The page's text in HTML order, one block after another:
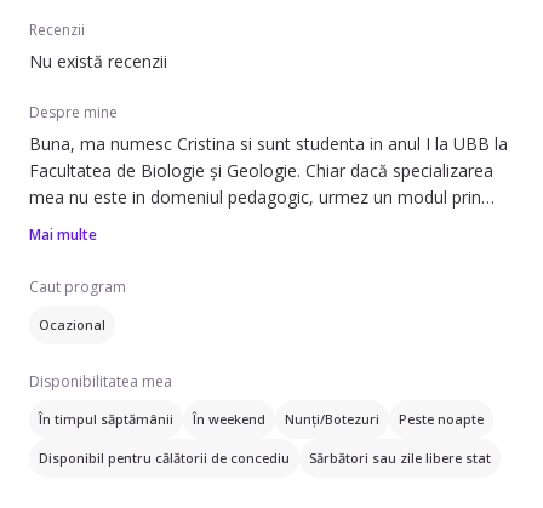
Recenzii
Nu există recenzii
Despre mine
Buna, ma numesc Cristina si sunt studenta in anul I la UBB la
Facultatea de Biologie și Geologie. Chiar dacă specializarea
mea nu este in domeniul pedagogic, urmez un modul prin
care sa obtin un certificat pentru a fi profesoara si a lucra
in preajma, pe perioada liceului având un job ca si animator
pentru copii care implica si supravegherea lor totală, si
învățarea acestora principii si valori despre natura. Sunt o fire
mai mult pe partea aceasta
Mai multe
Caut program
Ocazional
Disponibilitatea mea
În timpul săptămânii În weekend Nunți/Botezuri Peste noapte
Disponibil pentru călătorii de concediu Sărbători sau zile libere stat